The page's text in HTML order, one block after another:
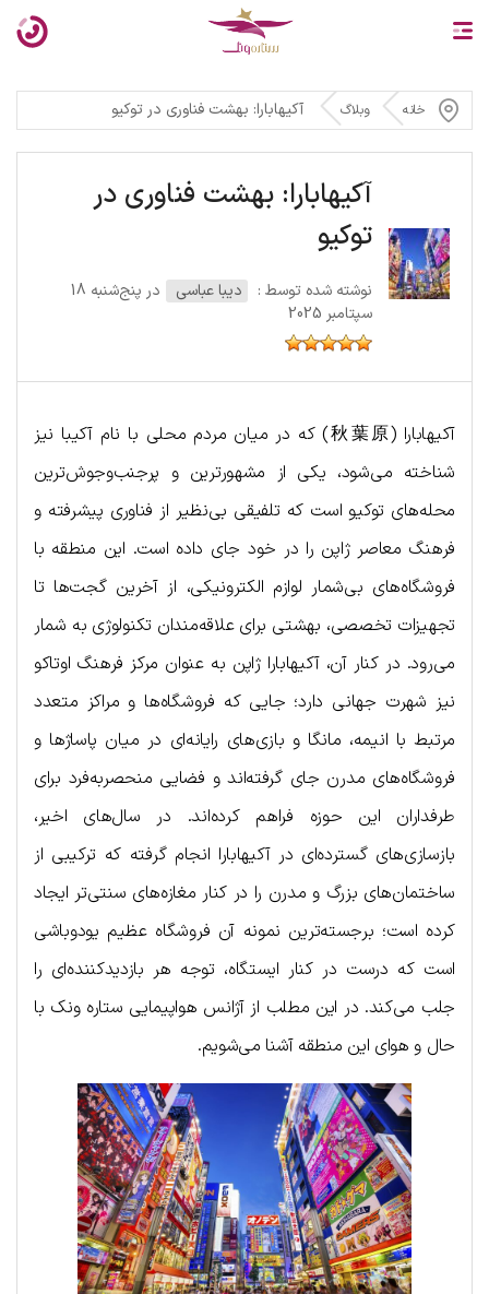
خانه وبلاگ آکیهابارا: بهشت فناوری در توکیو
آکیهابارا: بهشت فناوری در
توکیو
نوشته شده توسط : دیبا عباسی
در پنج‌شنبه 18
سپتامبر 2025
آکیهابارا (秋葉原) که در میان مردم محلی با نام آکیبا نیز
شناخته می‌شود، یکی از مشهورترین و پرجنب‌وجوش‌ترین
محله‌های توکیو است که تلفیقی بی‌نظیر از فناوری پیشرفته و
فرهنگ معاصر ژاپن را در خود جای داده است. این منطقه با
فروشگاه‌های بی‌شمار لوازم الکترونیکی، از آخرین گجت‌ها تا
تجهیزات تخصصی، بهشتی برای علاقه‌مندان تکنولوژی به شمار
می‌رود. در کنار آن، آکیهابارا ژاپن به عنوان مرکز فرهنگ اوتاکو
نیز شهرت جهانی دارد؛ جایی که فروشگاه‌ها و مراکز متعدد
مرتبط با انیمه، مانگا و بازی‌های رایانه‌ای در میان پاساژها و
فروشگاه‌های مدرن جای گرفته‌اند و فضایی منحصربه‌فرد برای
طرفداران این حوزه فراهم کرده‌اند. در سال‌های اخیر،
بازسازی‌های گسترده‌ای در آکیهابارا انجام گرفته که ترکیبی از
ساختمان‌های بزرگ و مدرن را در کنار مغازه‌های سنتی‌تر ایجاد
کرده است؛ برجسته‌ترین نمونه آن فروشگاه عظیم یودوباشی
است که درست در کنار ایستگاه، توجه هر بازدیدکننده‌ای را
جلب می‌کند. در این مطلب از آژانس هواپیمایی ستاره ونک با
حال و هوای این منطقه آشنا می‌شویم.